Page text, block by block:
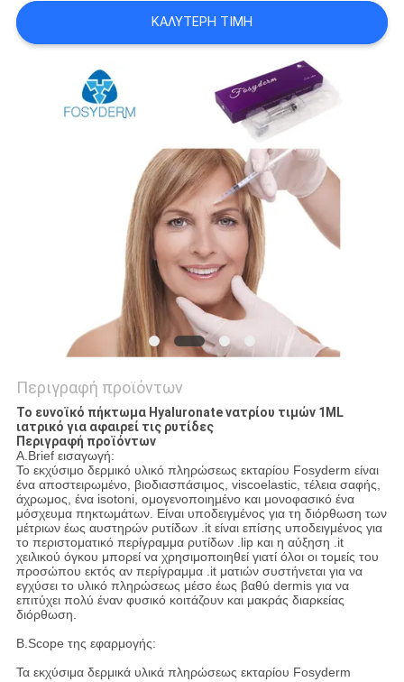
SHOPPING
ONLINE
SITEMAP
ΚΑΛΎΤΕΡΗ ΤΙΜΉ
Περιγραφή προϊόντων
Το ευνοϊκό πήκτωμα Hyaluronate νατρίου τιμών 1ML
ιατρικό για αφαιρεί τις ρυτίδες
Περιγραφή προϊόντων
A.Brief εισαγωγή:
Το εκχύσιμο δερμικό υλικό πληρώσεως εκταρίου Fosyderm είναι
ένα αποστειρωμένο, βιοδιασπάσιμος, viscoelastic, τέλεια σαφής,
άχρωμος, ένα isotoni, ομογενοποιημένο και μονοφασικό ένα
μόσχευμα πηκτωμάτων. Είναι υποδειγμένος για τη διόρθωση των
μέτριων έως αυστηρών ρυτίδων .it είναι επίσης υποδειγμένος για
το περιστοματικό περίγραμμα ρυτίδων .lip και η αύξηση .it
χειλικού όγκου μπορεί να χρησιμοποιηθεί γιατί όλοι οι τομείς του
προσώπου εκτός αν περίγραμμα .it ματιών συστήνεται για να
εγχύσει το υλικό πληρώσεως μέσο έως βαθύ dermis για να
επιτύχει πολύ έναν φυσικό κοιτάζουν και μακράς διαρκείας
διόρθωση.
B.Scope της εφαρμογής:
Τα εκχύσιμα δερμικά υλικά πληρώσεως εκταρίου Fosyderm